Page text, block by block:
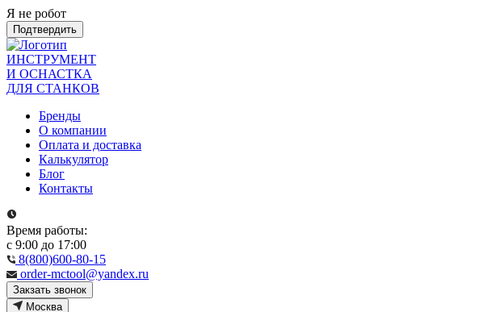
Я не робот
Подтвердить
ИНСТРУМЕНТ
И ОСНАСТКА
ДЛЯ СТАНКОВ
Бренды
О компании
Оплата и доставка
Калькулятор
Блог
Контакты
Время работы:
с 9:00 до 17:00
8(800)600-80-15
order-mctool@yandex.ru
Закзать звонок
Москва